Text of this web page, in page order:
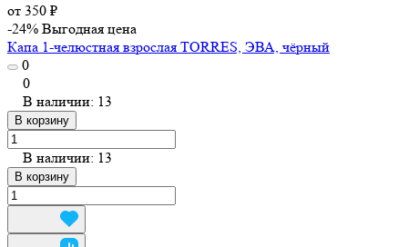
от 350 ₽
-24% Выгодная цена
Капа 1-челюстная взрослая TORRES, ЭВА, чёрный
0
0
В наличии: 13
В корзину
В наличии: 13
В корзину